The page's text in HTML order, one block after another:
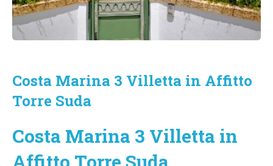
Costa Marina 3 Villetta in Affitto
Torre Suda
Costa Marina 3 Villetta in
Affitto Torre Suda